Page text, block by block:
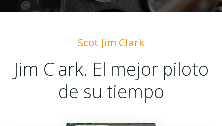
Scot Jim Clark
Jim Clark. El mejor piloto
de su tiempo